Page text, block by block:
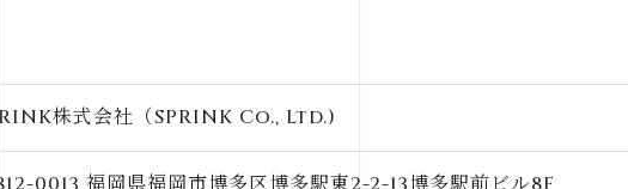
株式会社（SPRINK Co., Ltd.)